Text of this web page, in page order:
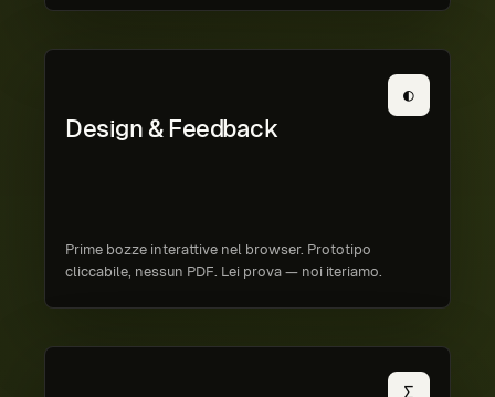
◐
Design & Feedback
Prime bozze interattive nel browser. Prototipo
cliccabile, nessun PDF. Lei prova — noi iteriamo.
∑